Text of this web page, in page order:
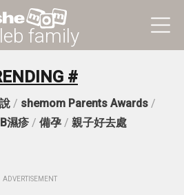
family
#
/ shemom Parents Awards/
濕疹/ 備孕/ 親子好去處
ADVERTISEMENT